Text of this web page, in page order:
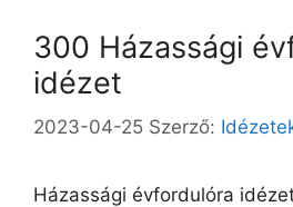
300 Házassági
idézet
2023-04-25 Szerző:
Házassági évfordulóra